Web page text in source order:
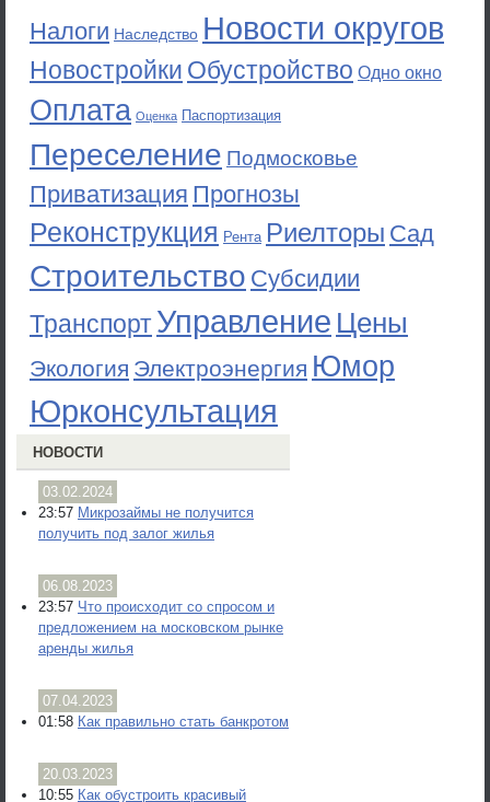
Налоги Наследство Новости округов
Новостройки Обустройство Одно окно
Оплата Оценка Паспортизация
Переселение Подмосковье
Приватизация Прогнозы
Реконструкция Рента Риелторы Сад
Строительство Субсидии
ТранспортУправление Цены
Экология Электроэнергия Юмор
Юрконсультация
НОВОСТИ
03.02.2024
23:57 Микрозаймы не получится
получить под залог жилья
06.08.2023
23:57 Что происходит со спросом и
предложением на московском рынке
аренды жилья
07.04.2023
01:58 Как правильно стать банкротом
20.03.2023
10:55 Как обустроить красивый